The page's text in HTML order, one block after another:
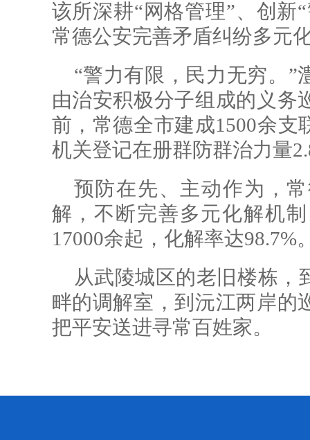
该所深耕“网格管理”、创新
常德公安完善矛盾纠纷多元
“警力有限，民力无穷。”
由治安积极分子组成的义务
前，常德全市建成1500余
机关登记在册群防群治力量
预防在先、主动作为，
解，不断完善多元化解机
17000余起，化解率达98.7%
从武陵城区的老旧楼栋，
畔的调解室，到沅江两岸的
把平安送进寻常百姓家。